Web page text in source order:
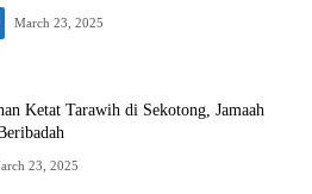
March 23, 2025
Ketat Tarawih di Sekotong, Jamaah
23, 2025